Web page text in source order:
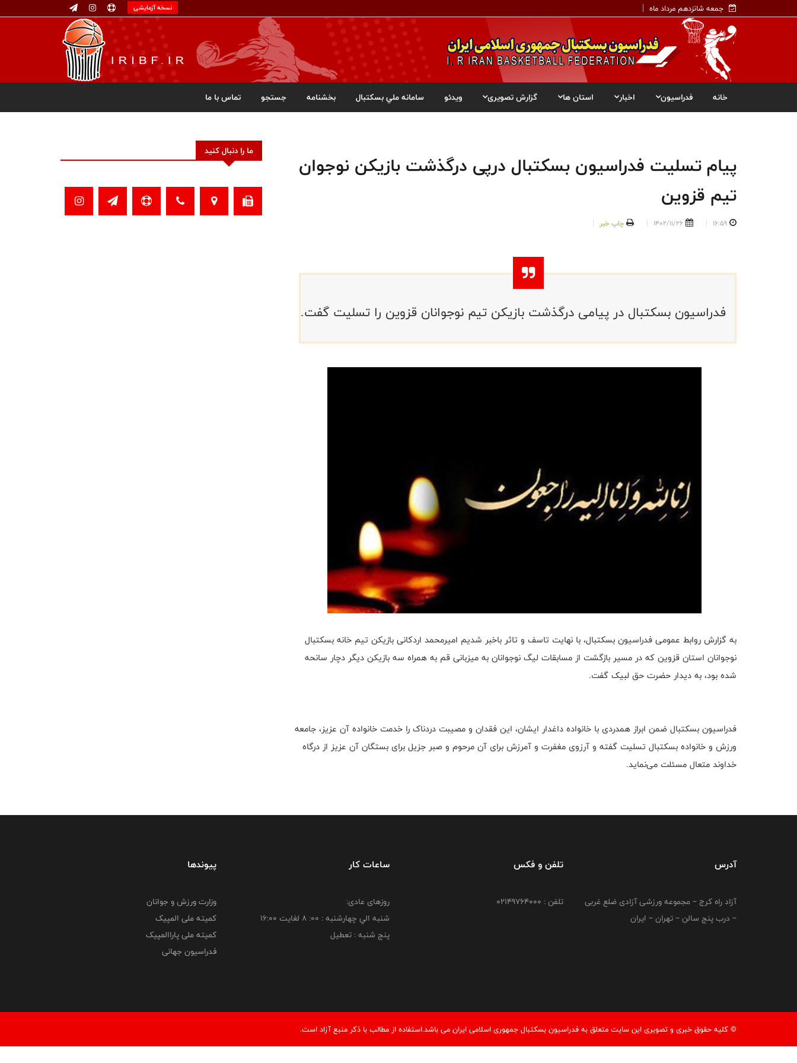
جمعه شانزدهم مرداد ماه نسخه آزمایشی
خانه فدراسیون اخبار استان ها گزارش تصویری ویدئو سامانه ملي بسکتبال بخشنامه جستجو تماس با ما
پیام تسلیت فدراسیون بسکتبال درپی درگذشت بازیکن نوجوان
تیم قزوین
16:59
1402/11/26 چاپ خبر
فدراسیون بسکتبال در پیامی درگذشت بازیکن تیم نوجوانان قزوین را تسلیت گفت.
به گزارش روابط عمومی فدراسیون بسکتبال، با نهایت تاسف و تاثر باخبر شدیم امیرمحمد اردکانی بازیکن تیم خانه بسکتبال
نوجوانان استان قزوین که در مسیر بازگشت از مسابقات لیگ نوجوانان به میزبانی قم به همراه سه بازیکن دیگر دچار سانحه
شده بود، به دیدار حضرت حق لبیک گفت.
فدراسیون بسکتبال ضمن ابراز همدردی با خانواده داغدار ایشان، این فقدان و مصیبت دردناک را خدمت خانواده آن عزیز، جامعه
ورزش و خانواده بسکتبال تسلیت گفته و آرزوی مغفرت و آمرزش برای آن مرحوم و صبر جزیل برای بستگان آن عزیز از درگاه
خداوند متعال مسئلت می‌نماید.
ما را دنبال کنید
آدرس
آزاد راه کرج – مجموعه ورزشی آزادی ضلع غربی
– درب پنج سالن – تهران – ایران
تلفن و فکس
تلفن : 02149764000
ساعات کار
روزهای عادی:
شنبه الي چهارشنبه : 00: 8 لغايت 16:00
پنج شنبه : تعطیل
پیوندها
وزارت ورزش و جوانان
کمیته ملی المپیک
کمیته ملی پاراالمپیک
فدراسیون جهانی
© کليه حقوق خبری و تصويری اين سايت متعلق به فدراسیون بسکتبال جمهوری اسلامی ایران می باشد.استفاده از مطالب با ذكر منبع آزاد است.